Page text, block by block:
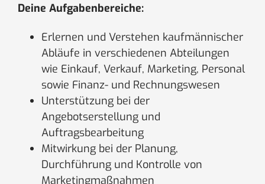
Deine Aufgabenbereiche:
Erlernen und Verstehen kaufmännischer
Abläufe in verschiedenen Abteilungen
wie Einkauf, Verkauf, Marketing, Personal
sowie Finanz- und Rechnungswesen
Unterstützung bei der
Angebotserstellung und
Auftragsbearbeitung
Mitwirkung bei der Planung,
Durchführung und Kontrolle von
Marketingmaßnahmen